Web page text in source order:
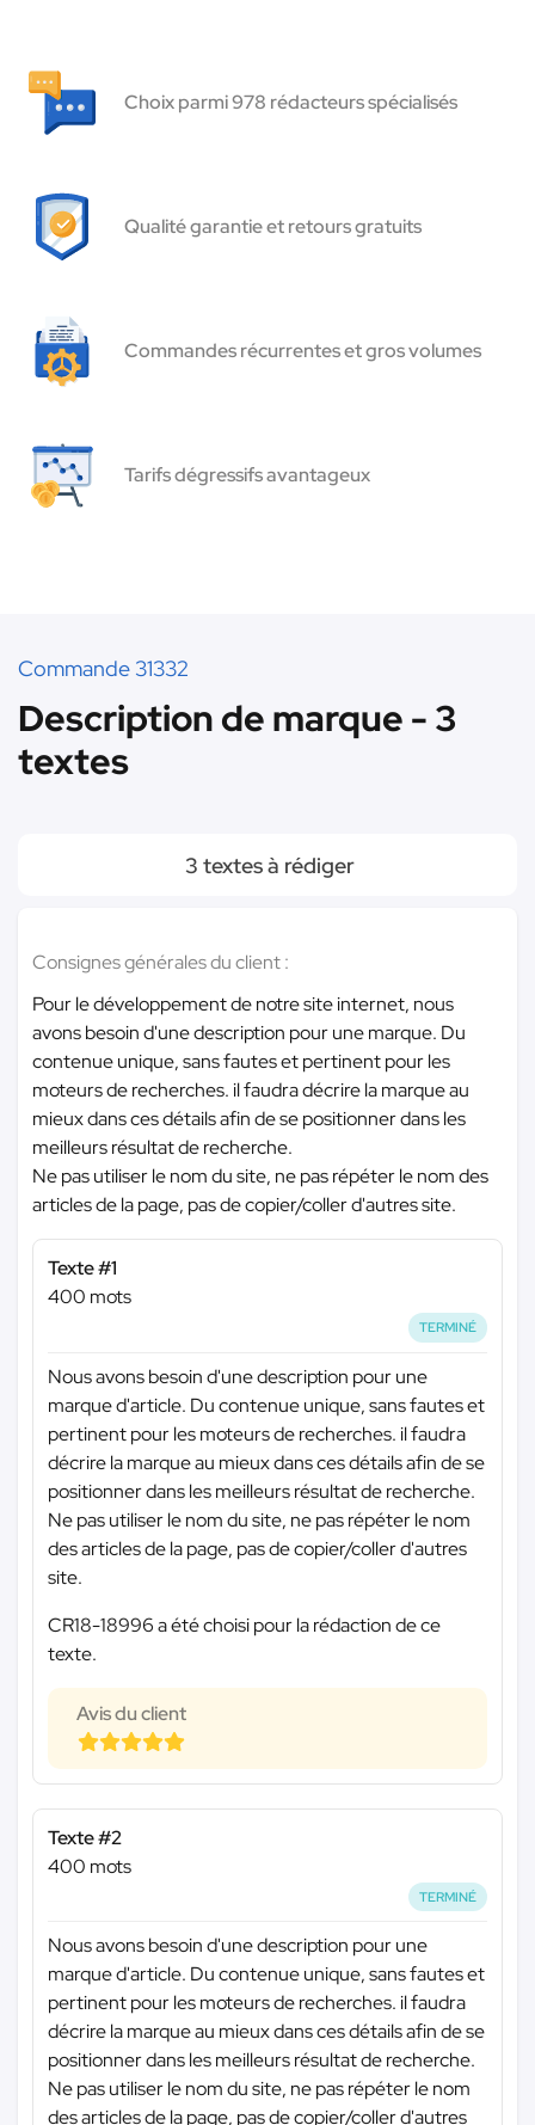
Choix parmi 978 rédacteurs spécialisés
Qualité garantie et retours gratuits
Commandes récurrentes et gros volumes
Tarifs dégressifs avantageux
Commande 31332
Description de marque - 3
textes
3 textes à rédiger
Consignes générales du client :
Pour le développement de notre site internet, nous
avons besoin d'une description pour une marque. Du
contenue unique, sans fautes et pertinent pour les
moteurs de recherches. il faudra décrire la marque au
mieux dans ces détails afin de se positionner dans les
meilleurs résultat de recherche.
Ne pas utiliser le nom du site, ne pas répéter le nom des
articles de la page, pas de copier/coller d'autres site.
Texte #1
400 mots
TERMINÉ
Nous avons besoin d'une description pour une
marque d'article. Du contenue unique, sans fautes et
pertinent pour les moteurs de recherches. il faudra
décrire la marque au mieux dans ces détails afin de se
positionner dans les meilleurs résultat de recherche.
Ne pas utiliser le nom du site, ne pas répéter le nom
des articles de la page, pas de copier/coller d'autres
site.
CR18-18996 a été choisi pour la rédaction de ce
texte.
Avis du client
Texte #2
400 mots
TERMINÉ
Nous avons besoin d'une description pour une
marque d'article. Du contenue unique, sans fautes et
pertinent pour les moteurs de recherches. il faudra
décrire la marque au mieux dans ces détails afin de se
positionner dans les meilleurs résultat de recherche.
Ne pas utiliser le nom du site, ne pas répéter le nom
des articles de la page, pas de copier/coller d'autres